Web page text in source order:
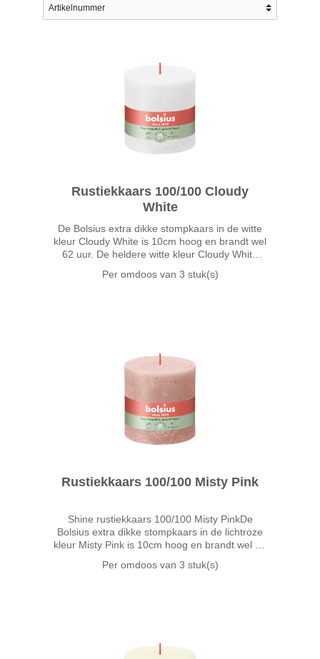
Rustiekkaars 100/100 Cloudy
White
De Bolsius extra dikke stompkaars in de witte
kleur Cloudy White is 10cm hoog en brandt wel
62 uur. De heldere witte kleur Cloudy White
echte basiskleur, waardoor deze mooi met alle
Per omdoos van 3 stuk(s)
Rustiekkaars 100/100 Misty Pink
Shine rustiekkaars 100/100 Misty PinkDe
Bolsius extra dikke stompkaars in de lichtroze
kleur Misty Pink is 10cm hoog en brandt wel 62
door de natuur. Fris en poederig roze geeft je
Per omdoos van 3 stuk(s)